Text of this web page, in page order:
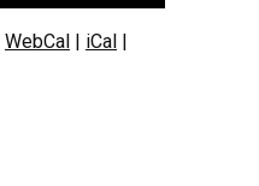
WebCal iCal